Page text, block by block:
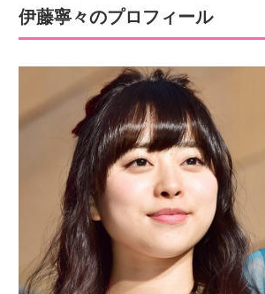
伊藤寧々のプロフィール